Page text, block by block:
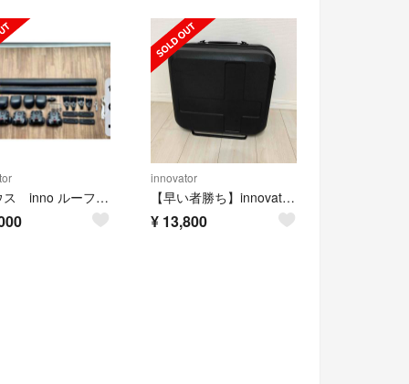
プリウス inno ルーフキャリアベース PRIUS、ボクシーなどに
innovator
【早い者勝ち】innovator イノベーター キャリーケース 29L
¥ 13,800